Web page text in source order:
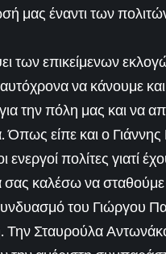
μας έναντι των
των επικείμενων
να κάνουμε
την πόλη μας και να
είπε και ο
πολίτες γιατί
σας καλέσω να
του Γιώργου
Την Σταυρούλα